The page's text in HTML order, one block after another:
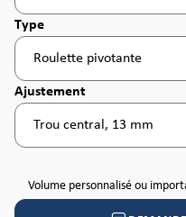
Sélectionnez
Type
Roulette pivotante
Sélectionnez
Ajustement
Trou central, 13 mm
Volume personnalisé ou